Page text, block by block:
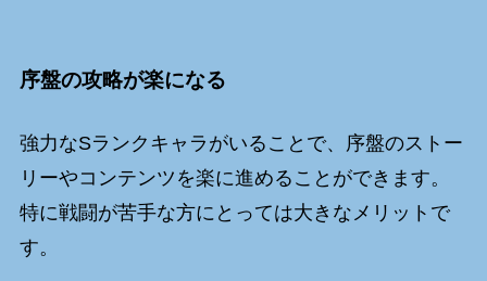
序盤の攻略が楽になる
強力なSランクキャラがいることで、序盤のストー
リーやコンテンツを楽に進めることができます。
特に戦闘が苦手な方にとっては大きなメリットで
す。